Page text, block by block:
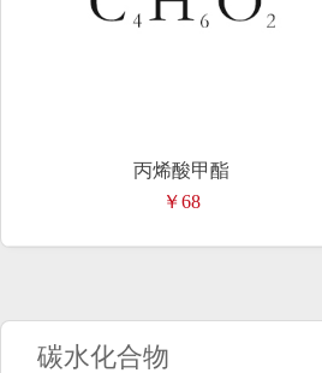
丙烯酸甲酯
￥68
碳水化合物